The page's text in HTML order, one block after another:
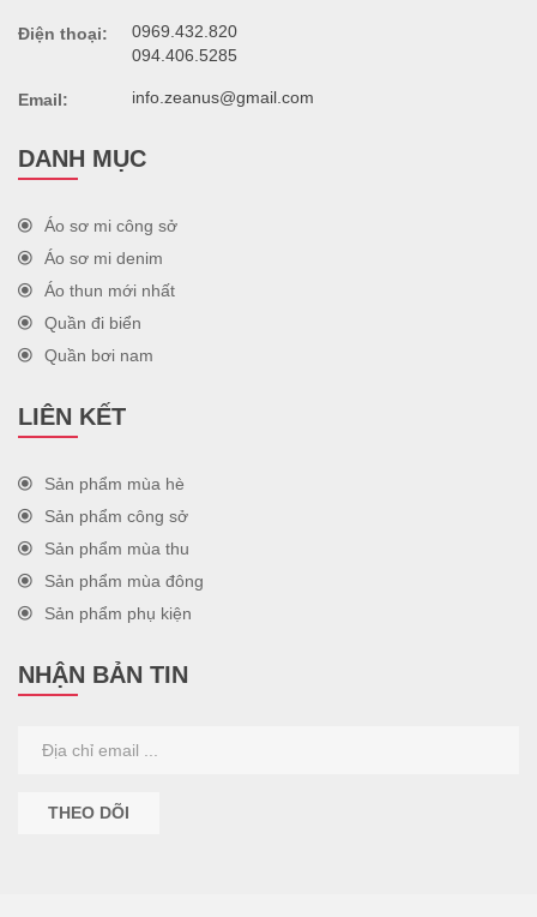
Điện thoại:
0969.432.820
094.406.5285
Email: info.zeanus@gmail.com
DANH MỤC
Áo sơ mi công sở
Áo sơ mi denim
Áo thun mới nhất
Quần đi biển
Quần bơi nam
LIÊN KẾT
Sản phẩm mùa hè
Sản phẩm công sở
Sản phẩm mùa thu
Sản phẩm mùa đông
Sản phẩm phụ kiện
NHẬN BẢN TIN
THEO DÕI